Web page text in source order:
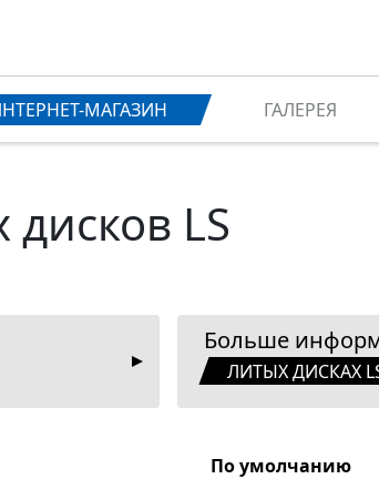
МАГАЗИН ГАЛЕРЕЯ
дисков LS
Больше
ЛИТЫХ ДИСКАХ
По умолчанию